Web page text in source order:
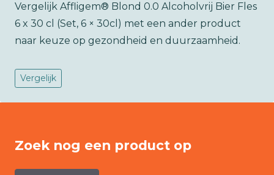
Vergelijk Affligem® Blond 0.0 Alcoholvrij Bier Fles
6 x 30 cl (Set, 6 × 30cl) met een ander product
naar keuze op gezondheid en duurzaamheid.
Vergelijk
Zoek nog een product op